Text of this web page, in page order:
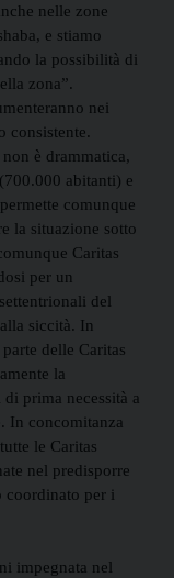
nelle zone
e stiamo
la possibilità di
zona”.
nei
consistente.
è drammatica,
abitanti) e
comunque
la situazione sotto
Caritas
per un
del
siccità. In
delle Caritas
la
prima necessità a
In concomitanza
le Caritas
nel predisporre
coordinato per i
impegnata nel